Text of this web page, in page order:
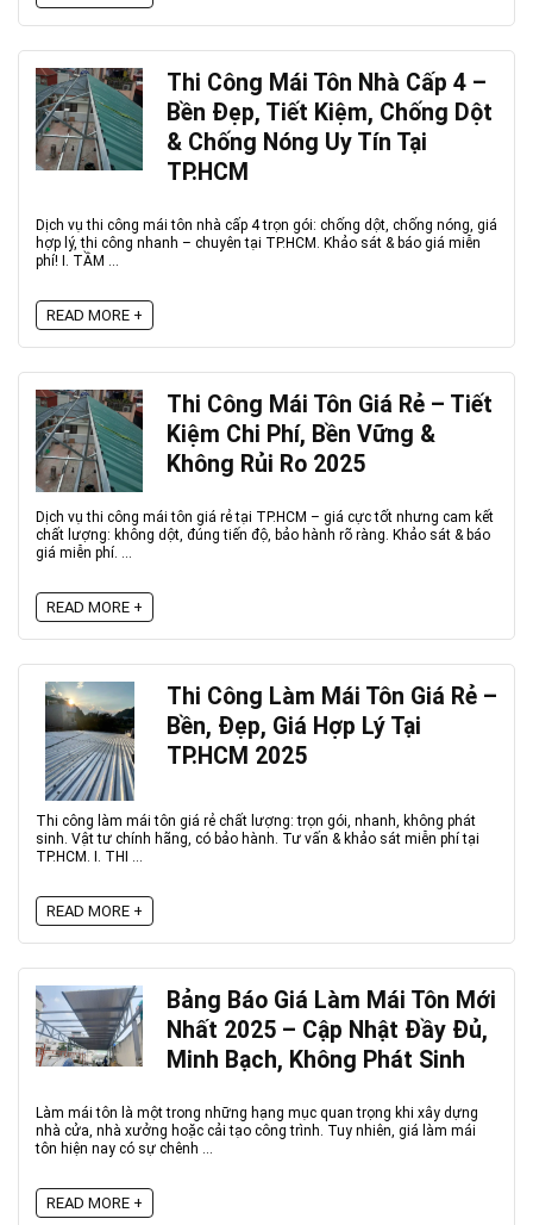
Thi Công Mái Tôn Nhà Cấp 4 –
Bền Đẹp, Tiết Kiệm, Chống Dột
& Chống Nóng Uy Tín Tại
TP.HCM
Dịch vụ thi công mái tôn nhà cấp 4 trọn gói: chống dột, chống nóng, giá
hợp lý, thi công nhanh – chuyên tại TP.HCM. Khảo sát & báo giá miễn
phí! I. TẦM ...
READ MORE +
Thi Công Mái Tôn Giá Rẻ – Tiết
Kiệm Chi Phí, Bền Vững &
Không Rủi Ro 2025
Dịch vụ thi công mái tôn giá rẻ tại TP.HCM – giá cực tốt nhưng cam kết
chất lượng: không dột, đúng tiến độ, bảo hành rõ ràng. Khảo sát & báo
giá miễn phí. ...
READ MORE +
Thi Công Làm Mái Tôn Giá Rẻ –
Bền, Đẹp, Giá Hợp Lý Tại
TP.HCM 2025
Thi công làm mái tôn giá rẻ chất lượng: trọn gói, nhanh, không phát
sinh. Vật tư chính hãng, có bảo hành. Tư vấn & khảo sát miễn phí tại
TP.HCM. I. THI ...
READ MORE +
Bảng Báo Giá Làm Mái Tôn Mới
Nhất 2025 – Cập Nhật Đầy Đủ,
Minh Bạch, Không Phát Sinh
Làm mái tôn là một trong những hạng mục quan trọng khi xây dựng
nhà cửa, nhà xưởng hoặc cải tạo công trình. Tuy nhiên, giá làm mái
tôn hiện nay có sự chênh ...
READ MORE +